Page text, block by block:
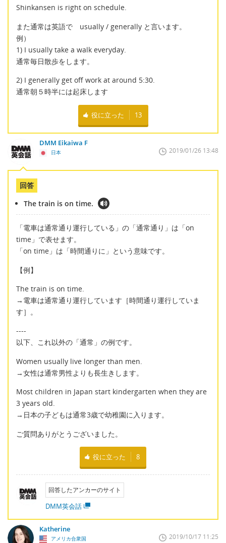
Shinkansen is right on schedule.
また通常は英語で usually / generally と言います。
例）
1) I usually take a walk everyday.
通常毎日散歩をします。
2) I generally get off work at around 5:30.
通常朝５時半には起床します
役に立った 13
DMM Eikaiwa F
日本 2019/01/26 13:48
回答
The train is on time.
「電車は通常通り運行している」の「通常通り」は「on
time」で表せます。
「on time」は「時間通りに」という意味です。
【例】
The train is on time.
→電車は通常通り運行しています［時間通り運行していま
す］。
----
以下、これ以外の「通常」の例です。
Women usually live longer than men.
→女性は通常男性よりも長生きします。
Most children in Japan start kindergarten when they are
3 years old.
→日本の子どもは通常3歳で幼稚園に入ります。
ご質問ありがとうございました。
役に立った 8
回答したアンカーのサイト
DMM英会話
Katherine
アメリカ合衆国 2019/10/17 11:25